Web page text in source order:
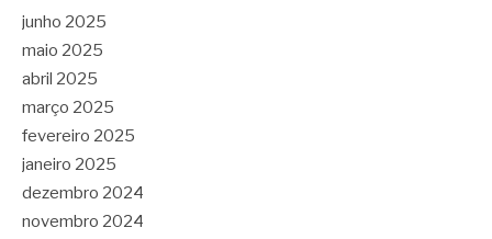
junho 2025
maio 2025
abril 2025
março 2025
fevereiro 2025
janeiro 2025
dezembro 2024
novembro 2024